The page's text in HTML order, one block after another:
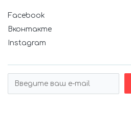
Facebook
Вконтакте
Instagram